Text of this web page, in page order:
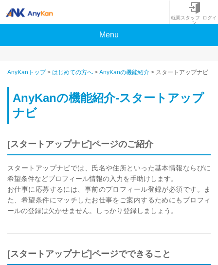
就業スタッフ ログイ
ン
Menu
AnyKanトップ > はじめての方へ > AnyKanの機能紹介 > スタートアップナビ
AnyKanの機能紹介-スタートアップ
ナビ
[スタートアップナビ]ページのご紹介
スタートアップナビでは、氏名や住所といった基本情報ならびに
希望条件などプロフィール情報の入力を手助けします。
お仕事に応募するには、事前のプロフィール登録が必須です。ま
た、希望条件にマッチしたお仕事をご案内するためにもプロフィ
ールの登録は欠かせません。しっかり登録しましょう。
[スタートアップナビ]ページでできること